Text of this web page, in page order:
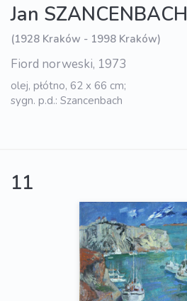
Jan SZANCENBACH
(1928 Kraków - 1998 Kraków)
Fiord norweski, 1973
olej, płótno, 62 x 66 cm;
sygn. p.d.: Szancenbach
11